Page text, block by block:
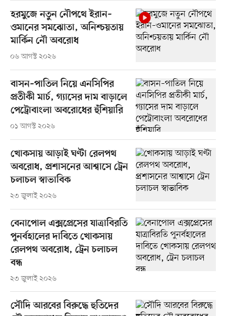
হরমুজে নতুন নৌপথে ইরান–
ওমানের সমঝোতা, অনিশ্চয়তায়
মার্কিন নৌ অবরোধ
০৬ আগস্ট ২০২৬
বাসন–পাতিল নিয়ে এনসিপির
প্রতীকী মার্চ, গ্যাসের দাম বাড়ালে
পেট্রোবাংলা অবরোধের হুঁশিয়ারি
০১ আগস্ট ২০২৬
খোকসায় আড়াই ঘণ্টা রেলপথ
অবরোধ, প্রশাসনের আশ্বাসে ট্রেন
চলাচল স্বাভাবিক
২৩ জুলাই ২০২৬
বেনাপোল এক্সপ্রেসের যাত্রাবিরতি
পুনর্বহালের দাবিতে খোকসায়
রেলপথ অবরোধ, ট্রেন চলাচল
বন্ধ
২৩ জুলাই ২০২৬
সৌদি আরবের বিরুদ্ধে হুতিদের